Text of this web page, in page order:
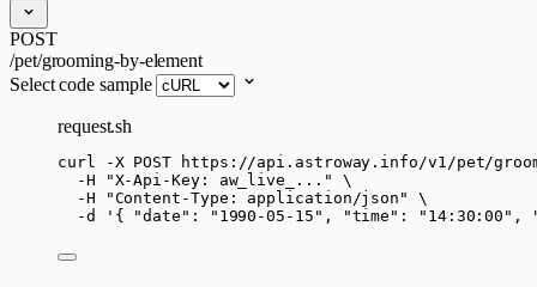
POST
/pet/grooming-by-element
Select code sample
request.sh
curl -X POST
https://api.astroway.info/v1/pet/
-H
"X-Api-Key: aw_live_... "
\
-H
"Content-Type: application/json "
\
-d
' { "date": "1990-05-15", "time":